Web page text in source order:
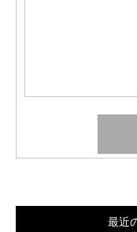
最近